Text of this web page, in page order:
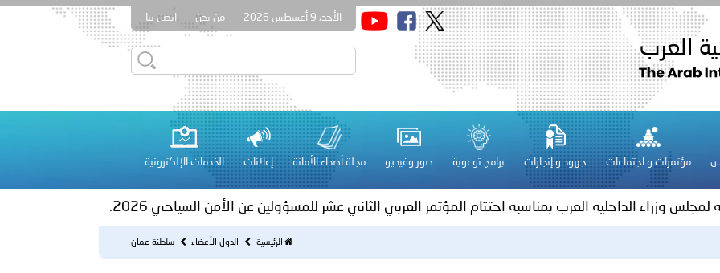
الأحد، 9 أغسطس 2026 من نحن اتصل بنا
مؤتمرات و اجتماعات جهود و إنجازات برامج توعوية صور وفيديو مجلة أصداء الأمانة إعلانات الخدمات الإلكترونية
الكويت ـ 1448/02/22هـ ــ الموافق 2026/08/05 م - بمناسبة صدور المرسومين الأميريين معالي النائب الأول لرئيس مجلس الوزراء
بتعيين اللواء حمد أحمد المنيفي وكيل وزارة مساعد لشؤون الأمن العام..
لمجلس وزراء الداخلية العرب بشأن الاعتداءات الإرهابية الحوثية على الأعيان المدنية في مدينة نـجران
لمجلس وزراء الداخلية العرب بمناسبة اختتام المؤتمر العربي الثاني عشر للمسؤولين عن الأمن السياحي 2026.
مشروع قانون عربي استرشادي لحماية الآثار والتراث الوطني الرئيسية الدول الأعضاء سلطنة عمان